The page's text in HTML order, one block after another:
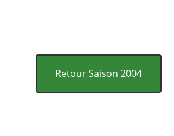
Retour Saison 2004